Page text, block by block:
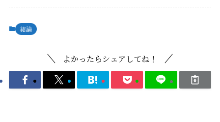
結論
よかったらシェアしてね！